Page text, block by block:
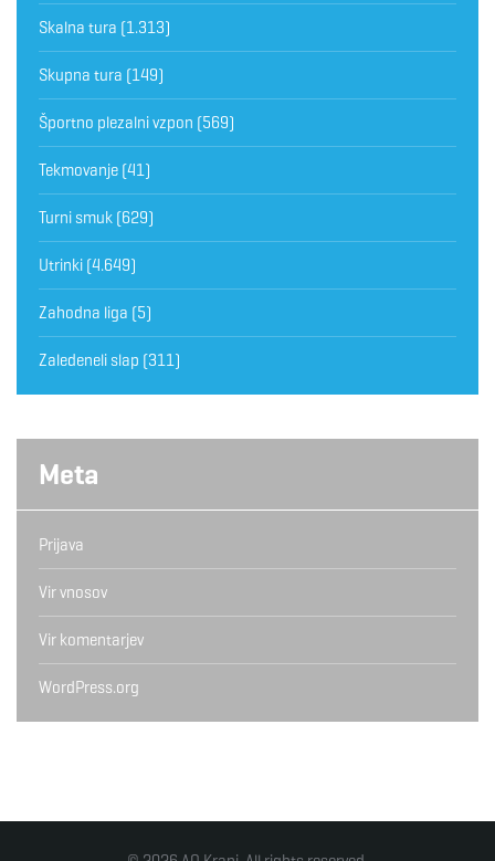
Skalna tura (1.313)
Skupna tura (149)
Športno plezalni vzpon (569)
Tekmovanje (41)
Turni smuk (629)
Utrinki (4.649)
Zahodna liga (5)
Zaledeneli slap (311)
Meta
Prijava
Vir vnosov
Vir komentarjev
WordPress.org